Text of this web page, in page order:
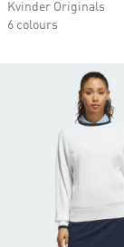
Kvinder Originals
6 colours